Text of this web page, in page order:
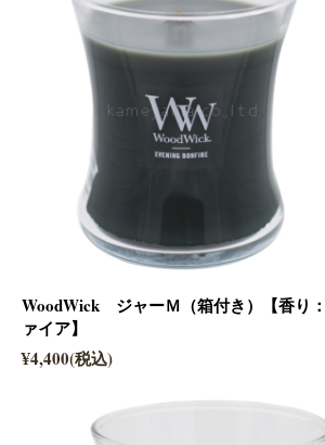
WoodWick ジャーＭ（箱付き）【香り
ァイア】
¥4,400(税込)